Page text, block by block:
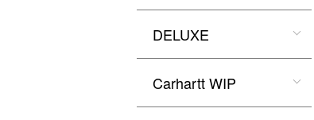
DELUXE
Carhartt WIP